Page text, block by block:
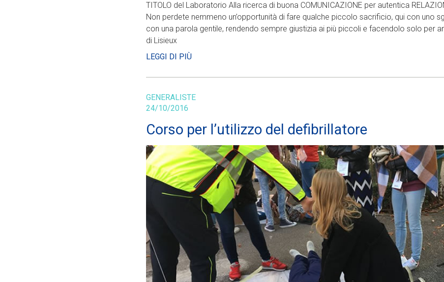
TITOLO del Laboratorio Alla ricerca di buona COMUNICAZIONE per autentica
Non perdete nemmeno un’opportunità di fare qualche piccolo sacrificio, qui con uno
con una parola gentile, rendendo sempre giustizia ai più piccoli e facendolo solo per
di Lisieux
LEGGI DI PIÙ
GENERALISTE
24/10/2016
Corso per l’utilizzo del defibrillatore